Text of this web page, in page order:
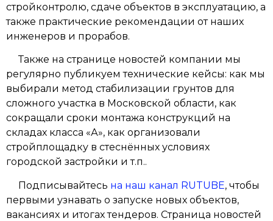
стройконтролю, сдаче объектов в эксплуатацию, а
также практические рекомендации от наших
инженеров и прорабов.
Также на странице новостей компании мы
регулярно публикуем технические кейсы: как мы
выбирали метод стабилизации грунтов для
сложного участка в Московской области, как
сокращали сроки монтажа конструкций на
складах класса «А», как организовали
стройплощадку в стеснённых условиях
городской застройки и т.п..
Подписывайтесь на наш канал RUTUBE, чтобы
первыми узнавать о запуске новых объектов,
вакансиях и итогах тендеров. Страница новостей